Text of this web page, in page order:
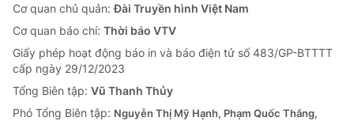
Cơ quan chủ quản:Đài Truyền hình Việt Nam
Cơ quan báo chí: Thời báo VTV
Giấy phép hoạt động báo in và báo điện tử số 483/GP-BTTTT
cấp ngày 29/12/2023
Tổng Biên tập: Vũ Thanh Thủy
Phó Tổng Biên tập: Nguyễn Thị Mỹ Hạnh, Phạm Quốc Thắng,